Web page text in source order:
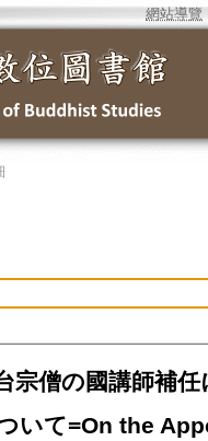
網站導覽
宗僧の國講師補
いて=On the